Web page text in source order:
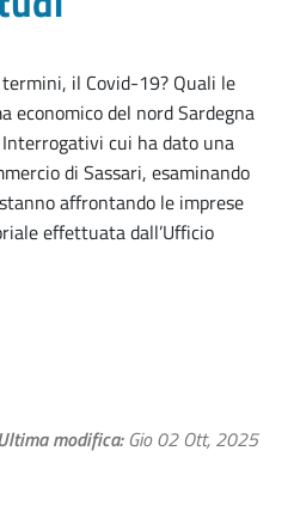
il Covid-19? Quali le
economico del nord Sardegna
Interrogativi cui ha dato una
di Sassari, esaminando
affrontando le imprese
effettuata dall’Ufficio
modifica Gio 02 Ott, 2025